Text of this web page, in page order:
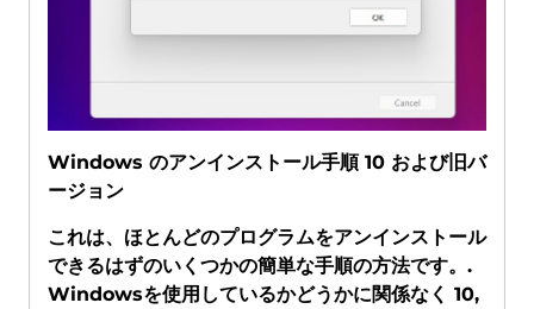
Windows のアンインストール手順 10 および旧バ
ージョン
これは、ほとんどのプログラムをアンインストール
できるはずのいくつかの簡単な手順の方法です。.
Windowsを使用しているかどうかに関係なく 10,